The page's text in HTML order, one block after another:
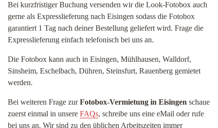
Bei kurzfristiger Buchung versenden wir die Look-Fotobox auch
gerne als Expresslieferung nach Eisingen sodass die Fotobox
garantiert 1 Tag nach deiner Bestellung geliefert wird. Frage die
Expresslieferung einfach telefonisch bei uns an.
Die Fotobox kann auch in Eisingen, Mühlhausen, Walldorf,
Sinsheim, Eschelbach, Dühren, Steinsfurt, Rauenberg gemietet
werden.
Bei weiteren Frage zurFotobox-Vermietung in Eisingen schaue
zuerst einmal in unsere FAQs, schreibe uns eine eMail oder rufe
bei uns an. Wir sind zu den üblichen Arbeitszeiten immer